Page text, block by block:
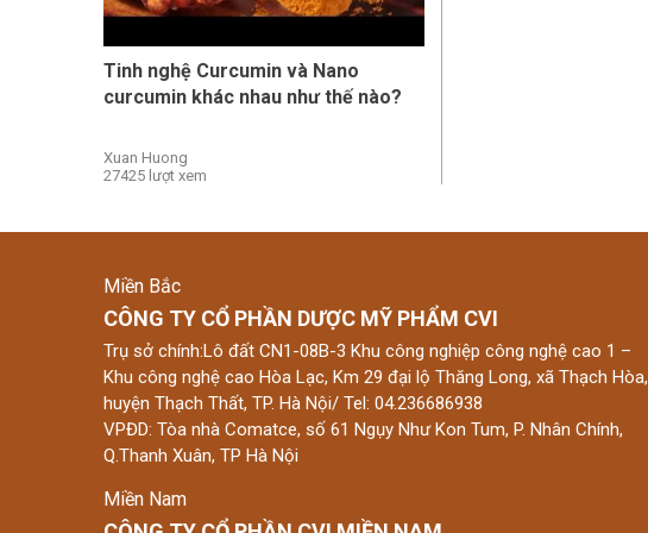
Tinh nghệ Curcumin và Nano
curcumin khác nhau như thế nào?
Xuan Huong
27425 lượt xem
Miền Bắc
CÔNG TY CỔ PHẦN DƯỢC MỸ PHẨM CVI
Trụ sở chính:Lô đất CN1-08B-3 Khu công nghiệp công nghệ cao 1 –
Khu công nghệ cao Hòa Lạc, Km 29 đại lộ Thăng Long, xã Thạch Hòa,
huyện Thạch Thất, TP. Hà Nội/ Tel: 04.236686938
VPĐD: Tòa nhà Comatce, số 61 Ngụy Như Kon Tum, P. Nhân Chính,
Q.Thanh Xuân, TP Hà Nội
Miền Nam